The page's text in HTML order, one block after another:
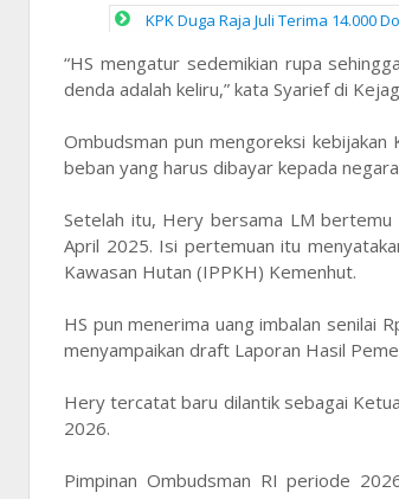
KPK Duga Raja Juli Terima 14.000
“HS mengatur sedemikian rupa
denda adalah keliru,” kata Syarief di
Ombudsman pun mengoreksi
beban yang harus dibayar kepada
Setelah itu, Hery bersama LM
April 2025. Isi pertemuan itu
Kawasan Hutan (IPPKH) Kemenhut.
HS pun menerima uang imbalan senilai
menyampaikan draft Laporan Hasil
Hery tercatat baru dilantik sebagai
2026.
Pimpinan Ombudsman RI periode